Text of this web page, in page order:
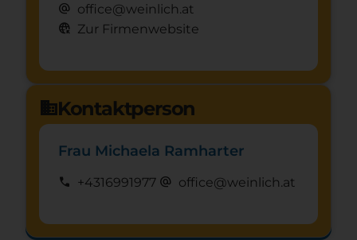
alternate_email office@weinlich.at
captive_portal Zur Firmenwebsite
domainKontaktperson
Frau Michaela Ramharter
call +4316991977 alternate_email office@weinlich.at